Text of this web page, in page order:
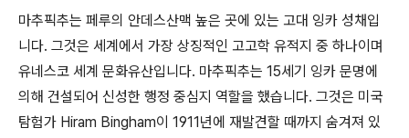
마추픽추는 페루의 안데스산맥 높은 곳에 있는 고대 잉카 성채입
니다. 그것은 세계에서 가장 상징적인 고고학 유적지 중 하나이며
유네스코 세계 문화유산입니다. 마추픽추는 15세기 잉카 문명에
의해 건설되어 신성한 행정 중심지 역할을 했습니다. 그것은 미국
탐험가 Hiram Bingham이 1911년에 재발견할 때까지 숨겨져 있